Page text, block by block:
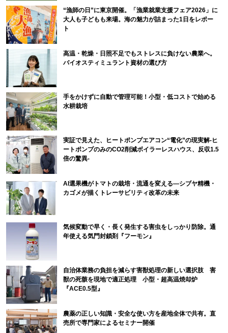
“漁師の日”に東京開催。「漁業就業支援フェア2026」に
大人も子どもも来場。海の魅力が詰まった1日をレポー
ト
高温・乾燥・日照不足でもストレスに負けない農業へ。
バイオスティミュラント資材の選び方
手をかけずに自動で管理可能！小型・低コストで始める
水耕栽培
実証で見えた、ヒートポンプエアコン“電化”の現実解-ヒ
ートポンプのみのCO2削減ボイラーレスハウス、反収1.5
倍の驚異-
AI選果機がトマトの栽培・流通を変える―シブヤ精機・
カゴメが描くトレーサビリティ改革の未来
気候変動で早く・長く発生する害虫をしっかり防除。通
年使える気門封鎖剤『フーモン』
自治体業務の負担を減らす害獣処理の新しい選択肢 害
獣の死骸を現地で適正処理 小型・超高温焼却炉
『ACE0.5型』
農薬の正しい知識・安全な使い方を産地全体で共有。直
売所で専門家によるセミナー開催